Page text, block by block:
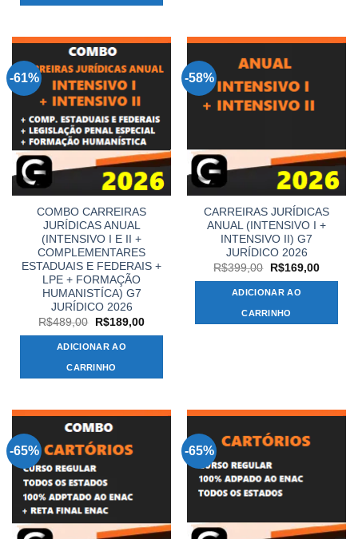
-61%
COMBO CARREIRAS
JURÍDICAS ANUAL
(INTENSIVO I E II +
COMPLEMENTARES
ESTADUAIS E FEDERAIS +
LPE + FORMAÇÃO
HUMANISTÍCA) G7
JURÍDICO 2026
R$489,00
O
original
era:
R$489,00.
R$189,00O
ADICIONAR AO
CARRINHO
-58%
CARREIRAS JURÍDICAS
ANUAL (INTENSIVO I +
INTENSIVO II) G7
JURÍDICO 2026
R$399,00
O
original
era:
R$399,00.
R$169,00O
ADICIONAR AO
CARRINHO
-65% -65%